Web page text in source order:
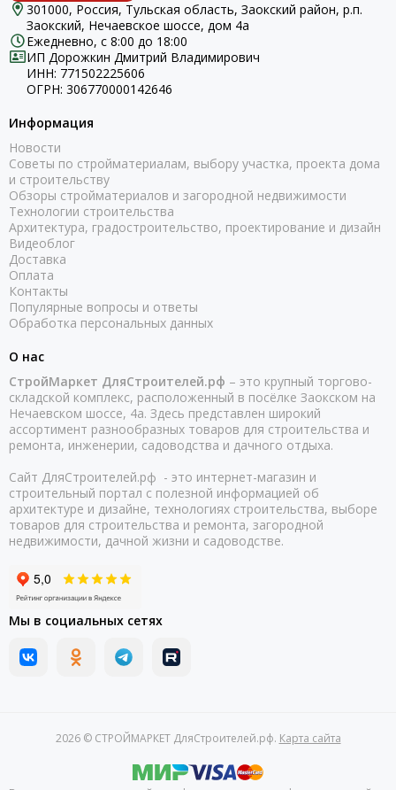
301000, Россия, Тульская область, Заокский район, р.п.
Заокский, Нечаевское шоссе, дом 4а
Ежедневно, с 8:00 до 18:00
ИП Дорожкин Дмитрий Владимирович
ИНН: 771502225606
ОГРН: 306770000142646
Информация
Новости
Советы по стройматериалам, выбору участка, проекта дома
и строительству
Обзоры стройматериалов и загородной недвижимости
Технологии строительства
Архитектура, градостроительство, проектирование и дизайн
Видеоблог
Доставка
Оплата
Контакты
Популярные вопросы и ответы
Обработка персональных данных
О нас
СтройМаркет ДляСтроителей.рф – это крупный торгово-
складской комплекс, расположенный в посёлке Заокском на
Нечаевском шоссе, 4а. Здесь представлен широкий
ассортимент разнообразных товаров для строительства и
ремонта, инженерии, садоводства и дачного отдыха.
Сайт ДляСтроителей.рф - это интернет-магазин и
строительный портал с полезной информацией об
архитектуре и дизайне, технологиях строительства, выборе
товаров для строительства и ремонта, загородной
недвижимости, дачной жизни и садоводстве.
Мы в социальных сетях
2026 © СТРОЙМАРКЕТ ДляСтроителей.рф. Карта сайта